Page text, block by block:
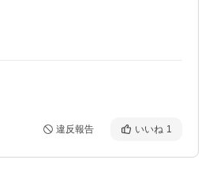
違反報告 いいね 1